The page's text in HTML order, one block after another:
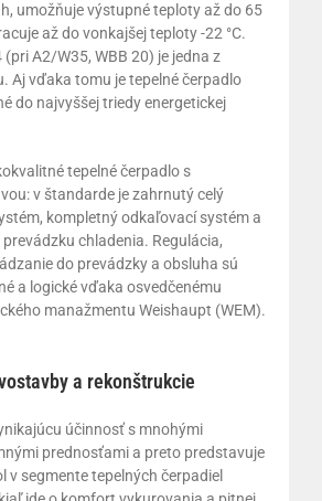
umožňuje výstupné teploty až do 65
až do vonkajšej teploty -22 °C.
(pri A2/W35, WBB 20) je jedna z
Aj vďaka tomu je tepelné čerpadlo
do najvyššej triedy energetickej
tepelné čerpadlo s
v štandarde je zahrnutý celý
kompletný odkaľovací systém a
chladenia. Regulácia,
do prevádzky a obsluha sú
a logické vďaka osvedčenému
manažmentu Weishaupt (WEM).
a rekonštrukcie
účinnosť s mnohými
prednosťami a preto predstavuje
v segmente tepelných čerpadiel